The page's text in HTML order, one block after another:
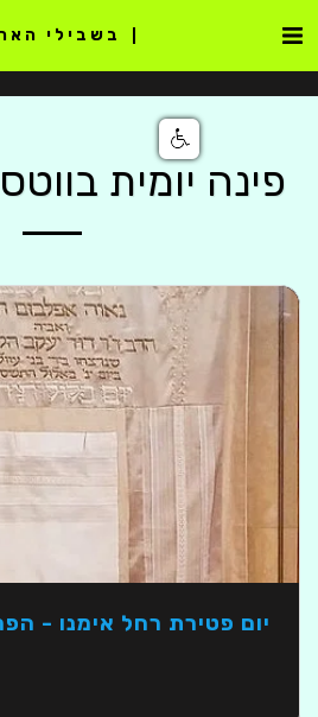
בשבילי
פינה יומית
יום פטירת רחל אימנו -